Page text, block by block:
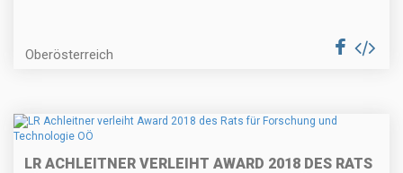
Oberösterreich
LR ACHLEITNER VERLEIHT AWARD 2018 DES RATS